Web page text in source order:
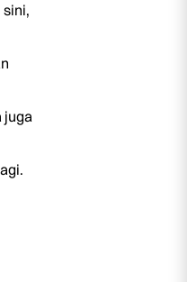
sini,
juga